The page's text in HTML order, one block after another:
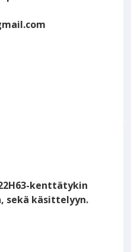
kenttätykin
sekä käsittelyyn.